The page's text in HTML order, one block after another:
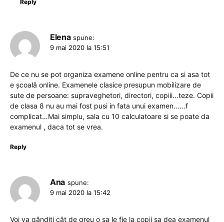
Reply
Elena spune:
9 mai 2020 la 15:51
De ce nu se pot organiza examene online pentru ca si asa tot
e școală online. Examenele clasice presupun mobilizare de
sute de persoane: supraveghetori, directori, copiii…teze. Copii
de clasa 8 nu au mai fost pusi in fata unui examen……f
complicat…Mai simplu, sala cu 10 calculatoare si se poate da
examenul , daca tot se vrea.
Reply
Ana spune:
9 mai 2020 la 15:42
Voi va gândiți cât de greu o sa le fie la copii sa dea examenul